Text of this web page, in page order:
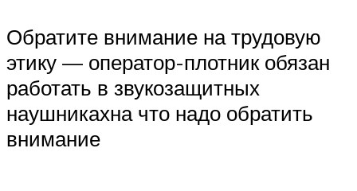
Обратите внимание на трудовую
этику — оператор-плотник обязан
работать в звукозащитных
наушникахна что надо обратить
внимание